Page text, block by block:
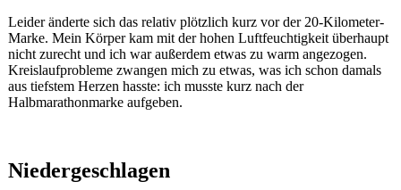
Leider änderte sich das relativ plötzlich kurz vor der 20-Kilometer-
Marke. Mein Körper kam mit der hohen Luftfeuchtigkeit überhaupt
nicht zurecht und ich war außerdem etwas zu warm angezogen.
Kreislaufprobleme zwangen mich zu etwas, was ich schon damals
aus tiefstem Herzen hasste: ich musste kurz nach der
Halbmarathonmarke aufgeben.
Niedergeschlagen